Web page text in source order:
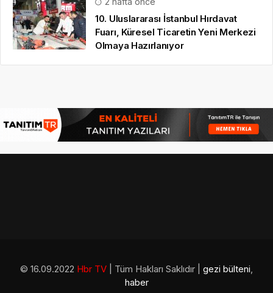
10. Uluslararası İstanbul Hırdavat
Fuarı, Küresel Ticaretin Yeni Merkezi
Olmaya Hazırlanıyor
© 16.09.2022 Hbr TV | Tüm Hakları Saklıdır | gezi bülteni,
haber